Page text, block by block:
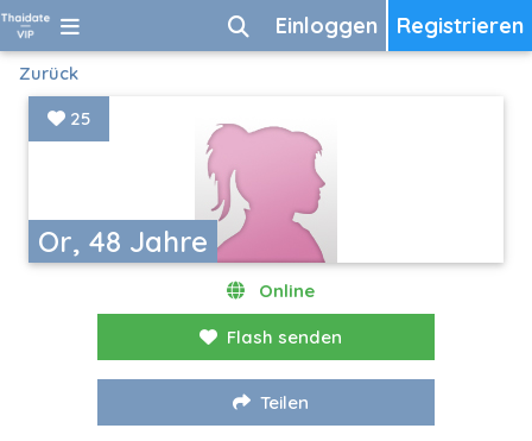
Registrieren
Einloggen
Zurück
Or, 48 Jahre
25
Online
Flash senden
Teilen